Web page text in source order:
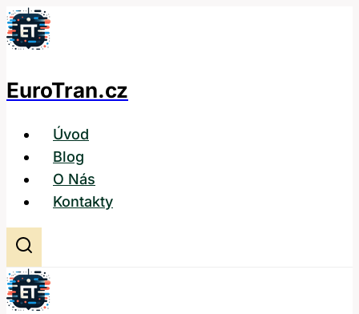
Přeskočit
na
EuroTran.cz
Úvod
Blog
O Nás
Kontakty